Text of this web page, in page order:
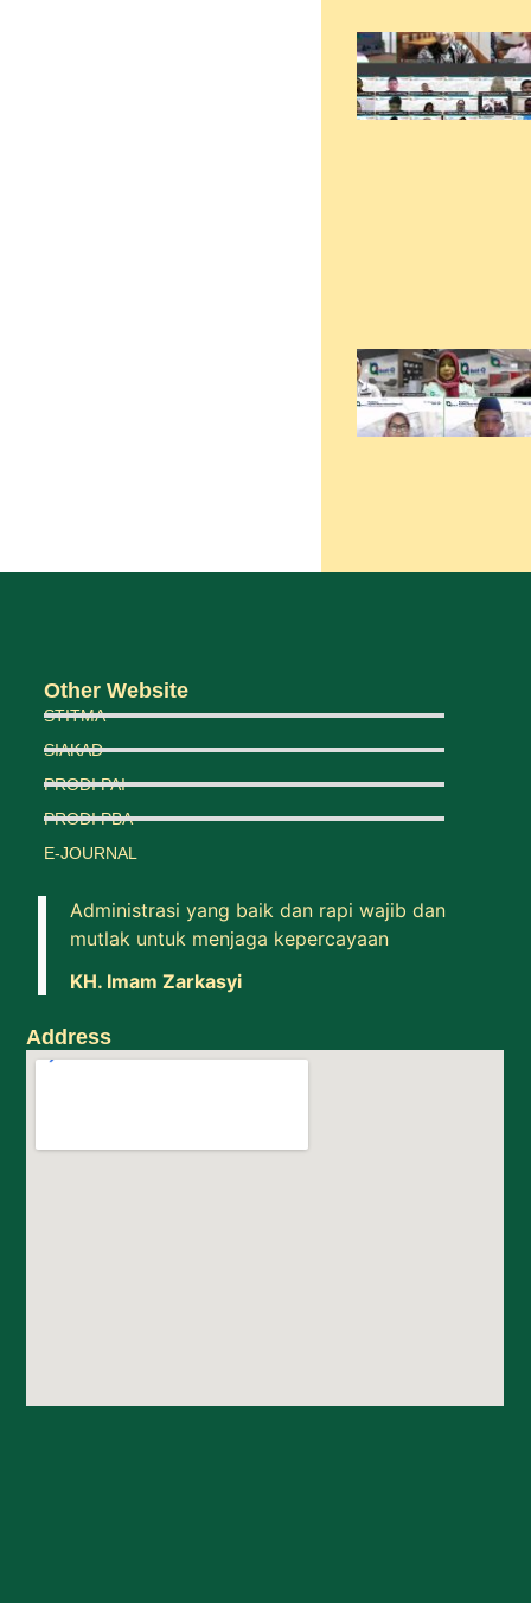
Administrasi yang baik dan rapi wajib dan
mutlak untuk menjaga kepercayaan
KH. Imam Zarkasyi
Other Website
STITMA
SIAKAD
PRODI PAI
PRODI PBA
E-JOURNAL
Address